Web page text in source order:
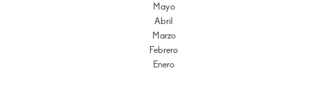
Mayo
Abril
Marzo
Febrero
Enero